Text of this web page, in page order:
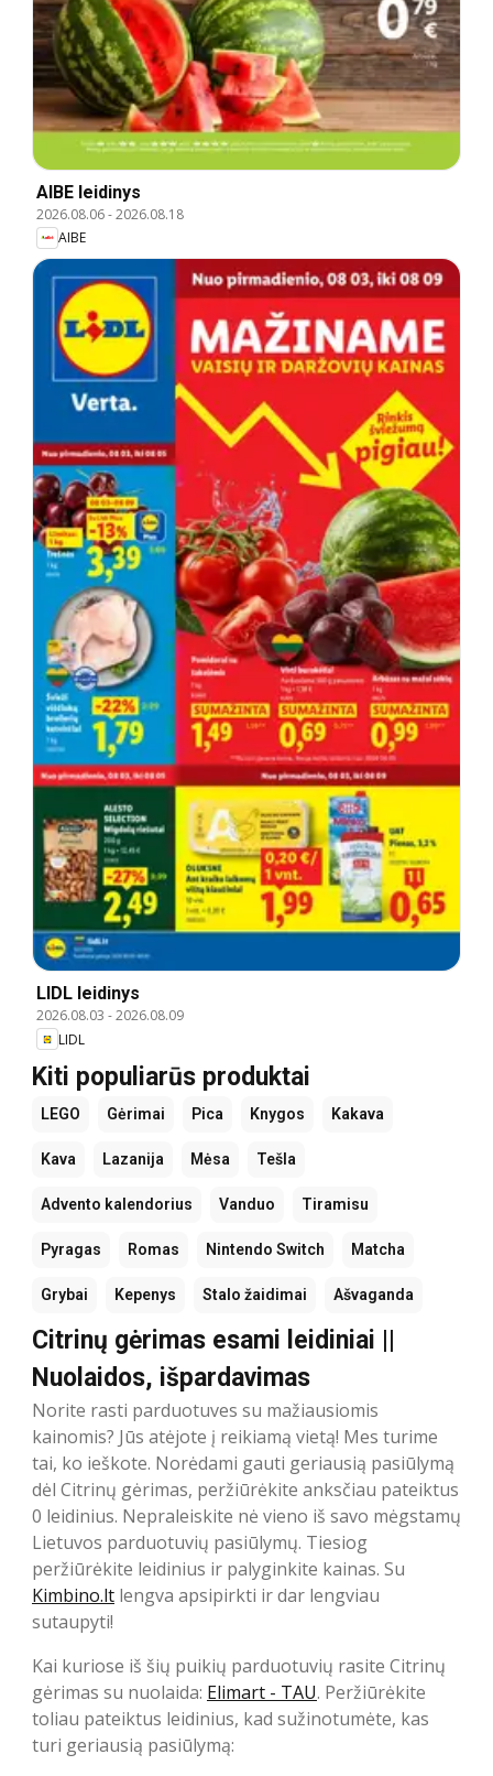
AIBE leidinys
2026.08.06-2026.08.18
AIBE
LIDL leidinys
2026.08.03 -2026.08.09
LIDL
Kiti populiarūs produktai
LEGO Gėrimai Pica Knygos Kakava
Kava Lazanija Mėsa Tešla
Advento kalendorius Vanduo Tiramisu
Pyragas Romas Nintendo Switch Matcha
Grybai Kepenys Stalo žaidimai Ašvaganda
Citrinų gėrimas esami leidiniai ||
Nuolaidos, išpardavimas
Norite rasti parduotuves su mažiausiomis
kainomis? Jūs atėjote į reikiamą vietą! Mes turime
tai, ko ieškote. Norėdami gauti geriausią pasiūlymą
dėl Citrinų gėrimas, peržiūrėkite anksčiau pateiktus
0 leidinius. Nepraleiskite nė vieno iš savo mėgstamų
Lietuvos parduotuvių pasiūlymų. Tiesiog
peržiūrėkite leidinius ir palyginkite kainas. Su
Kimbino.lt lengva apsipirkti ir dar lengviau
sutaupyti!
Kai kuriose iš šių puikių parduotuvių rasite Citrinų
gėrimas su nuolaida: Elimart - TAU. Peržiūrėkite
toliau pateiktus leidinius, kad sužinotumėte, kas
turi geriausią pasiūlymą: